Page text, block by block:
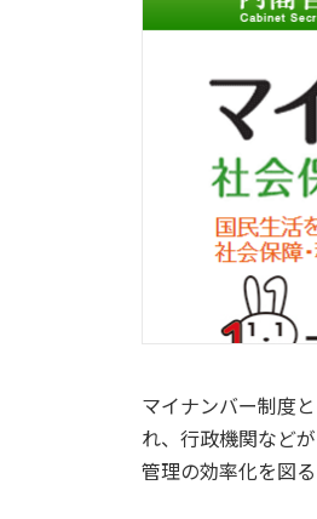
マイナンバー制度
れ、行政機関など
管理の効率化を図る